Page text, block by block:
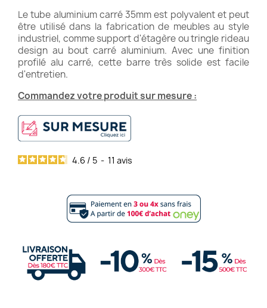
Le tube aluminium carré 35mm est polyvalent et peut
être utilisé dans la fabrication de meubles au style
industriel, comme support d'étagère ou tringle rideau
design au bout carré aluminium. Avec une finition
profilé alu carré, cette barre très solide est facile
d'entretien.
Commandez votre produit sur mesure :
4.6 / 5 - 11 avis